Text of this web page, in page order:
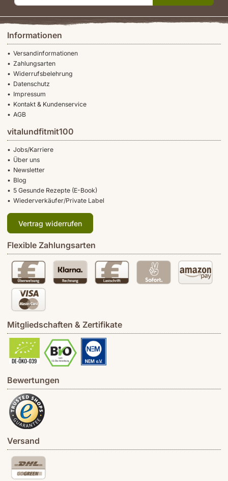
Informationen
Versandinformationen
Zahlungsarten
Widerrufsbelehrung
Datenschutz
Impressum
Kontakt & Kundenservice
AGB
vitalundfitmit100
Jobs/Karriere
Über uns
Newsletter
Blog
5 Gesunde Rezepte (E-Book)
Wiederverkäufer/Private Label
Vertrag widerrufen
Flexible Zahlungsarten
Mitgliedschaften & Zertifikate
Bewertungen
Versand